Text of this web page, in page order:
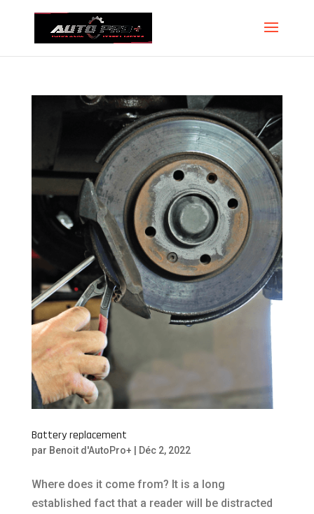
Battery replacement
par Benoit d'AutoPro+ Déc 2, 2022
Where does it come from? It is a long
established fact that a reader will be distracted